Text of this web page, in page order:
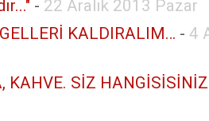
- 22 Aralık 2013 Pazar
KALDIRALIM… - 4
KAHVE. SİZ